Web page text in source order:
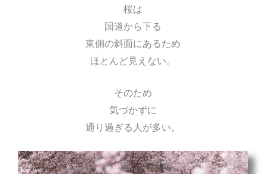
桜は
国道から下る
東側の斜面にあるため
ほとんど見えない。
そのため
気づかずに
通り過ぎる人が多い。